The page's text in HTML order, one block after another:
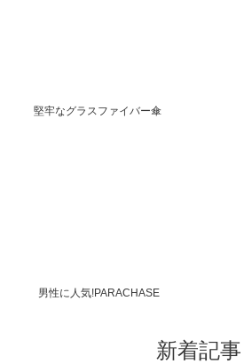
堅牢なグラスファイバー傘
男性に人気!PARACHASE
新着記事